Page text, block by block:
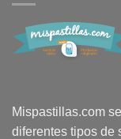
Mispastillas.com
diferentes tipos de